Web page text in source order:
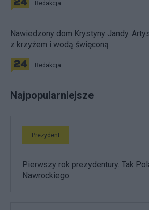
Redakcja
Nawiedzony dom Krystyny Jandy.
z krzyżem i wodą święconą
Redakcja
Najpopularniejsze
Prezydent
Pierwszy rok prezydentury. Tak
Nawrockiego